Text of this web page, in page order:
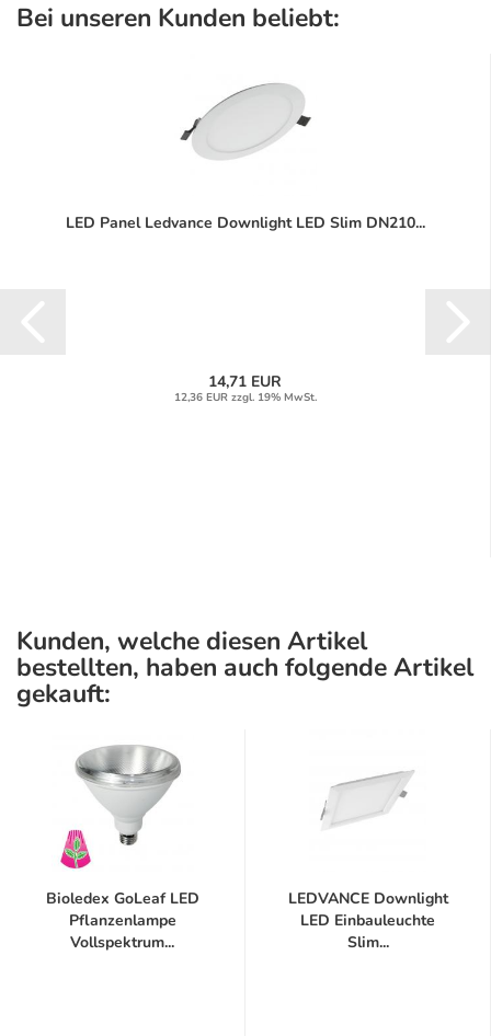
Bei unseren Kunden beliebt:
LED Panel Ledvance Downlight LED Slim DN210...
14,71 EUR
12,36 EUR zzgl. 19% MwSt.
Kunden, welche diesen Artikel
bestellten, haben auch folgende Artikel
gekauft:
Bioledex GoLeaf LED
Pflanzenlampe
Vollspektrum...
LEDVANCE Downlight
LED Einbauleuchte
Slim...